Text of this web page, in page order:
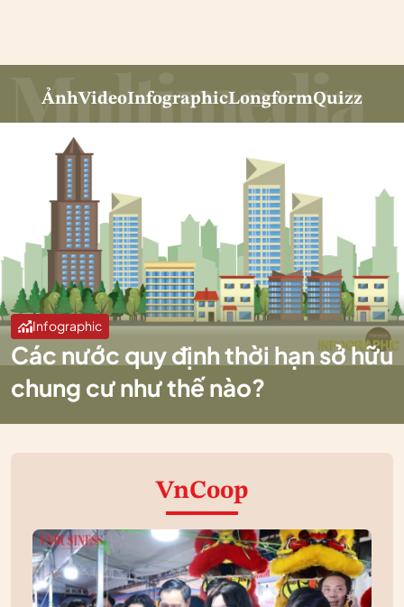
ẢnhVideoInfographicLongformQuizz
Infographic
Các nước quy định thời hạn sở hữu
chung cư như thế nào?
VnCoop